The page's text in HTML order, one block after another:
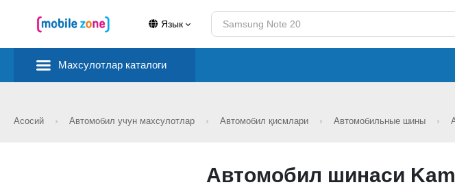
Язык
Махсулотлар каталоги
Асосий Автомобил учун махсулотлар Автомобил қисмлари Автомобильные шины
Автомобил шинаси